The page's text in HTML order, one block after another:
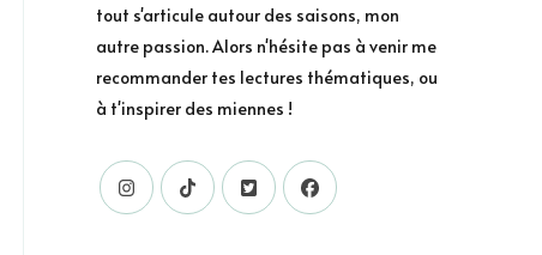
tout s'articule autour des saisons, mon
autre passion. Alors n'hésite pas à venir me
recommander tes lectures thématiques, ou
à t'inspirer des miennes !